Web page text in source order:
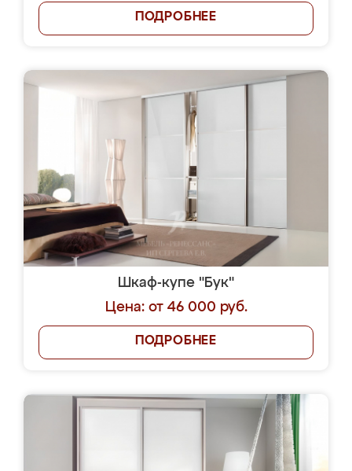
ПОДРОБНЕЕ
Шкаф-купе "Бук"
Цена: от 46 000 руб.
ПОДРОБНЕЕ